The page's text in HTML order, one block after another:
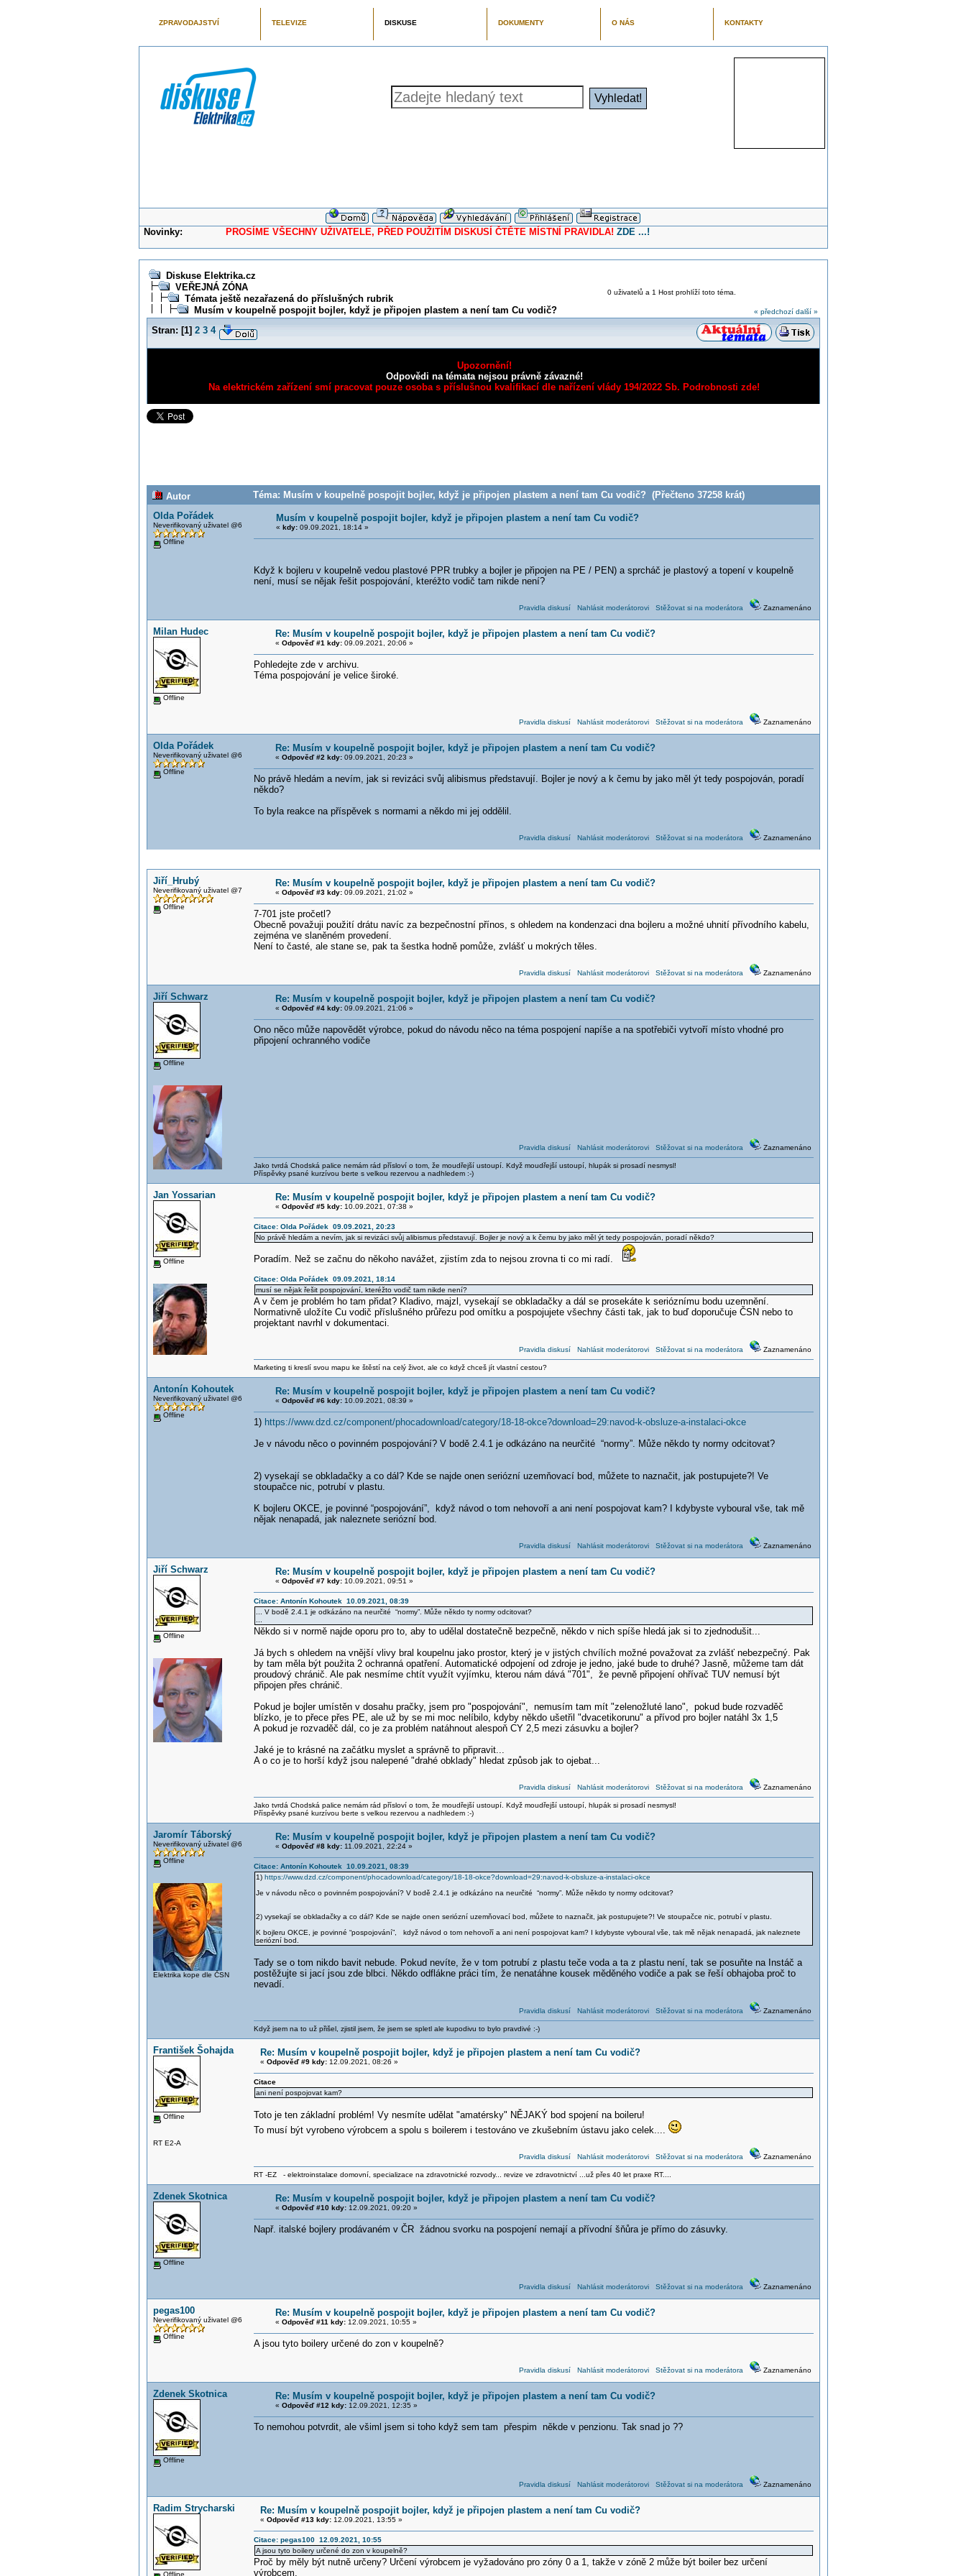
ZPRAVODAJSTVÍ TELEVIZE DISKUSE DOKUMENTY O NÁS KONTAKTY
Novinky: PROSÍME VŠECHNY UŽIVATELE, PŘED POUŽITÍM DISKUSÍ ČTĚTE MÍSTNÍ PRAVIDLA! ZDE ...!
Diskuse Elektrika.cz
VEŘEJNÁ ZÓNA
Témata ještě nezařazená do příslušných rubrik
Musím v koupelně pospojit bojler, když je připojen plastem a není tam Cu vodič?
0 uživatelů a 1 Host prohlíží toto téma.
« předchozí další »
Stran: [1] 2 3 4
Upozornění!
Odpovědi na témata nejsou právně závazné!
Na elektrickém zařízení smí pracovat pouze osoba s příslušnou kvalifikací dle nařízení vlády 194/2022 Sb. Podrobnosti zde!
Autor
Téma: Musím v koupelně pospojit bojler, když je připojen plastem a není tam Cu vodič? (Přečteno 37258 krát)
Olda Pořádek
Neverifikovaný uživatel @6
Offline
Musím v koupelně pospojit bojler, když je připojen plastem a není tam Cu vodič?
« kdy:09.09.2021, 18:14 »
Když k bojleru v koupelně vedou plastové PPR trubky a bojler je připojen na PE / PEN) a sprcháč je plastový a topení v koupelně
není, musí se nějak řešit pospojování, kteréžto vodič tam nikde není?
Pravidla diskusí Nahlásit moderátorovi Stěžovat si na moderátora Zaznamenáno
Milan Hudec
Offline
Re: Musím v koupelně pospojit bojler, když je připojen plastem a není tam Cu vodič?
« Odpověď #1 kdy:09.09.2021, 20:06 »
Pohledejte zde v archivu.
Téma pospojování je velice široké.
Pravidla diskusí Nahlásit moderátorovi Stěžovat si na moderátora Zaznamenáno
Olda Pořádek
Neverifikovaný uživatel @6
Offline
Re: Musím v koupelně pospojit bojler, když je připojen plastem a není tam Cu vodič?
« Odpověď #2 kdy:09.09.2021, 20:23 »
No právě hledám a nevím, jak si revizáci svůj alibismus představují. Bojler je nový a k čemu by jako měl ýt tedy pospojován, poradí
někdo?
To byla reakce na příspěvek s normami a někdo mi jej oddělil.
Pravidla diskusí Nahlásit moderátorovi Stěžovat si na moderátora Zaznamenáno
Jiří_Hrubý
Neverifikovaný uživatel @7
Offline
Re: Musím v koupelně pospojit bojler, když je připojen plastem a není tam Cu vodič?
« Odpověď #3 kdy:09.09.2021, 21:02 »
7-701 jste pročetl?
Obecně považuji použití drátu navíc za bezpečnostní přínos, s ohledem na kondenzaci dna bojleru a možné uhnití přívodního kabelu,
zejména ve slaněném provedení.
Není to časté, ale stane se, pak ta šestka hodně pomůže, zvlášť u mokrých těles.
Pravidla diskusí Nahlásit moderátorovi Stěžovat si na moderátora Zaznamenáno
Jiří Schwarz
Offline
Re: Musím v koupelně pospojit bojler, když je připojen plastem a není tam Cu vodič?
« Odpověď #4 kdy:09.09.2021, 21:06 »
Ono něco může napovědět výrobce, pokud do návodu něco na téma pospojení napíše a na spotřebiči vytvoří místo vhodné pro
připojení ochranného vodiče
Pravidla diskusí Nahlásit moderátorovi Stěžovat si na moderátora Zaznamenáno
Jako tvrdá Chodská palice nemám rád přísloví o tom, že moudřejší ustoupí. Když moudřejší ustoupí, hlupák si prosadí nesmysl!
Příspěvky psané kurzívou berte s velkou rezervou a nadhledem :-)
Jan Yossarian
Offline
Re: Musím v koupelně pospojit bojler, když je připojen plastem a není tam Cu vodič?
« Odpověď #5 kdy:10.09.2021, 07:38 »
Citace: Olda Pořádek 09.09.2021, 20:23
No právě hledám a nevím, jak si revizáci svůj alibismus představují. Bojler je nový a k čemu by jako měl ýt tedy pospojován, poradí někdo?
Poradím. Než se začnu do někoho navážet, zjistím zda to nejsou zrovna ti co mi radí.
Citace: Olda Pořádek 09.09.2021, 18:14
musí se nějak řešit pospojování, kteréžto vodič tam nikde není?
A v čem je problém ho tam přidat? Kladivo, majzl, vysekají se obkladačky a dál se prosekáte k serióznímu bodu uzemnění.
Normativně uložíte Cu vodič příslušného průřezu pod omítku a pospojujete všechny části tak, jak to buď doporučuje ČSN nebo to
projektant navrhl v dokumentaci.
Pravidla diskusí Nahlásit moderátorovi Stěžovat si na moderátora Zaznamenáno
Marketing ti kreslí svou mapu ke štěstí na celý život, ale co když chceš jít vlastní cestou?
Antonín Kohoutek
Neverifikovaný uživatel @6
Offline
Re: Musím v koupelně pospojit bojler, když je připojen plastem a není tam Cu vodič?
« Odpověď #6 kdy:10.09.2021, 08:39 »
1) https://www.dzd.cz/component/phocadownload/category/18-18-okce?download=29:navod-k-obsluze-a-instalaci-okce
Je v návodu něco o povinném pospojování? V bodě 2.4.1 je odkázáno na neurčité “normy”. Může někdo ty normy odcitovat?
2) vysekají se obkladačky a co dál? Kde se najde onen seriózní uzemňovací bod, můžete to naznačit, jak postupujete?! Ve
stoupačce nic, potrubí v plastu.
K bojleru OKCE, je povinné “pospojování”, když návod o tom nehovoří a ani není pospojovat kam? I kdybyste vyboural vše, tak mě
nějak nenapadá, jak naleznete seriózní bod.
Pravidla diskusí Nahlásit moderátorovi Stěžovat si na moderátora Zaznamenáno
Jiří Schwarz
Offline
Re: Musím v koupelně pospojit bojler, když je připojen plastem a není tam Cu vodič?
« Odpověď #7 kdy:10.09.2021, 09:51 »
Citace: Antonín Kohoutek 10.09.2021, 08:39
... V bodě 2.4.1 je odkázáno na neurčité “normy”. Může někdo ty normy odcitovat?
Někdo si v normě najde oporu pro to, aby to udělal dostatečně bezpečně, někdo v nich spíše hledá jak si to zjednodušit...
Já bych s ohledem na vnější vlivy bral koupelnu jako prostor, který je v jistých chvílích možné považovat za zvlášť nebezpečný. Pak
by tam měla být použita 2 ochranná opatření. Automatické odpojení od zdroje je jedno, jaké bude to druhé? Jasně, můžeme tam dát
proudový chránič. Ale pak nesmíme chtít využít vyjímku, kterou nám dává "701", že pevně připojení ohřívač TUV nemusí být
připojen přes chránič.
Pokud je bojler umístěn v dosahu pračky, jsem pro "pospojování", nemusím tam mít "zelenožluté lano", pokud bude rozvaděč
blízko, je to přece přes PE, ale už by se mi moc nelíbilo, kdyby někdo ušetřil "dvacetikorunu" a přívod pro bojler natáhl 3x 1,5
A pokud je rozvaděč dál, co je za problém natáhnout alespoň CY 2,5 mezi zásuvku a bojler?
Jaké je to krásné na začátku myslet a správně to připravit...
A o co je to horší když jsou nalepené "drahé obklady" hledat způsob jak to ojebat...
Pravidla diskusí Nahlásit moderátorovi Stěžovat si na moderátora Zaznamenáno
Jako tvrdá Chodská palice nemám rád přísloví o tom, že moudřejší ustoupí. Když moudřejší ustoupí, hlupák si prosadí nesmysl!
Příspěvky psané kurzívou berte s velkou rezervou a nadhledem :-)
Jaromír Táborský
Neverifikovaný uživatel @6
Offline
Elektrika kope dle ČSN
Re: Musím v koupelně pospojit bojler, když je připojen plastem a není tam Cu vodič?
« Odpověď #8 kdy:11.09.2021, 22:24 »
Citace: Antonín Kohoutek 10.09.2021, 08:39
1) https://www.dzd.cz/component/phocadownload/category/18-18-okce?download=29:navod-k-obsluze-a-instalaci-okce
Je v návodu něco o povinném pospojování? V bodě 2.4.1 je odkázáno na neurčité “normy”. Může někdo ty normy odcitovat?
2) vysekají se obkladačky a co dál? Kde se najde onen seriózní uzemňovací bod, můžete to naznačit, jak postupujete?! Ve stoupačce nic, potrubí v plastu.
K bojleru OKCE, je povinné “pospojování”, když návod o tom nehovoří a ani není pospojovat kam? I kdybyste vyboural vše, tak mě nějak nenapadá, jak naleznete
seriózní bod.
Tady se o tom nikdo bavit nebude. Pokud nevíte, že v tom potrubí z plastu teče voda a ta z plastu není, tak se posuňte na Instáč a
postěžujte si jací jsou zde blbci. Někdo odflákne práci tím, že nenatáhne kousek měděného vodiče a pak se řeší obhajoba proč to
nevadí.
Pravidla diskusí Nahlásit moderátorovi Stěžovat si na moderátora Zaznamenáno
Když jsem na to už přišel, zjistil jsem, že jsem se spletl ale kupodivu to bylo pravdivé :-)
František Šohajda
Offline
RT E2-A
Re: Musím v koupelně pospojit bojler, když je připojen plastem a není tam Cu vodič?
« Odpověď #9 kdy:12.09.2021, 08:26 »
Citace
ani není pospojovat kam?
Toto je ten základní problém! Vy nesmíte udělat "amatérsky" NĚJAKÝ bod spojení na boileru!
To musí být vyrobeno výrobcem a spolu s boilerem i testováno ve zkušebním ústavu jako celek....
Pravidla diskusí Nahlásit moderátorovi Stěžovat si na moderátora Zaznamenáno
RT -EZ - elektroinstalace domovní, specializace na zdravotnické rozvody... revize ve zdravotnictví ...už přes 40 let praxe RT....
Zdenek Skotnica
Offline
Re: Musím v koupelně pospojit bojler, když je připojen plastem a není tam Cu vodič?
« Odpověď #10 kdy:12.09.2021, 09:20 »
Např. italské bojlery prodávaném v ČR žádnou svorku na pospojení nemají a přívodní šňůra je přímo do zásuvky.
Pravidla diskusí Nahlásit moderátorovi Stěžovat si na moderátora Zaznamenáno
pegas100
Neverifikovaný uživatel @6
Offline
Re: Musím v koupelně pospojit bojler, když je připojen plastem a není tam Cu vodič?
« Odpověď #11 kdy:12.09.2021, 10:55 »
A jsou tyto boilery určené do zon v koupelně?
Pravidla diskusí Nahlásit moderátorovi Stěžovat si na moderátora Zaznamenáno
Zdenek Skotnica
Offline
Re: Musím v koupelně pospojit bojler, když je připojen plastem a není tam Cu vodič?
« Odpověď #12 kdy:12.09.2021, 12:35 »
To nemohou potvrdit, ale všiml jsem si toho když sem tam přespim někde v penzionu. Tak snad jo ??
Pravidla diskusí Nahlásit moderátorovi Stěžovat si na moderátora Zaznamenáno
Radim Strycharski
Offline
Re: Musím v koupelně pospojit bojler, když je připojen plastem a není tam Cu vodič?
« Odpověď #13 kdy:12.09.2021, 13:55 »
Citace: pegas100 12.09.2021, 10:55
A jsou tyto boilery určené do zon v koupelně?
Proč by měly být nutně určeny? Určení výrobcem je vyžadováno pro zóny 0 a 1, takže v zóně 2 může být boiler bez určení
výrobcem.